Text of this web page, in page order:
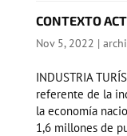
CONTEXTO
Nov 5, 2022 |
INDUSTRIA
referente de la
la economía
1,6 millones de